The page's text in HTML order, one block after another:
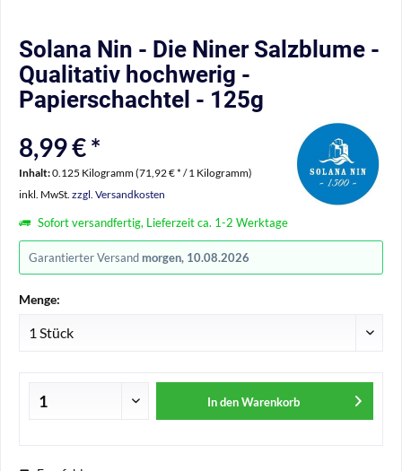
Solana Nin - Die Niner Salzblume -
Qualitativ hochwerig -
Papierschachtel - 125g
8,99 € *
Inhalt:0.125 Kilogramm (71,92 € * / 1 Kilogramm)
inkl. MwSt. zzgl. Versandkosten
Sofort versandfertig, Lieferzeit ca. 1-2 Werktage
Garantierter Versand morgen, 10.08.2026
Menge:
In den Warenkorb